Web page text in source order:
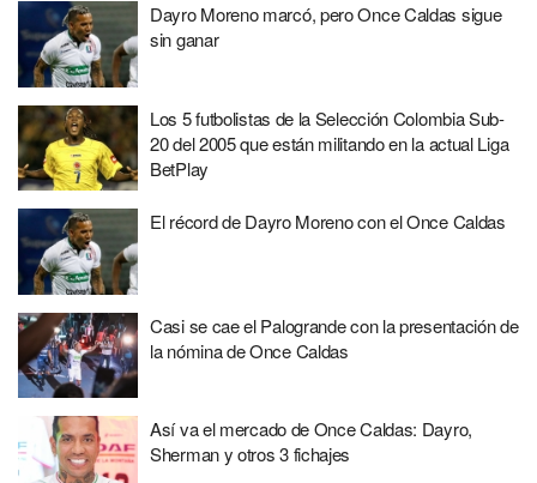
Dayro Moreno marcó, pero Once Caldas sigue
sin ganar
Los 5 futbolistas de la Selección Colombia Sub-
20 del 2005 que están militando en la actual Liga
BetPlay
El récord de Dayro Moreno con el Once Caldas
Casi se cae el Palogrande con la presentación de
la nómina de Once Caldas
Así va el mercado de Once Caldas: Dayro,
Sherman y otros 3 fichajes